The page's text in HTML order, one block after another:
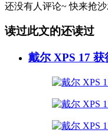
还没有人评论~ 快来抢
读过此文的还读过
戴尔 XPS 17